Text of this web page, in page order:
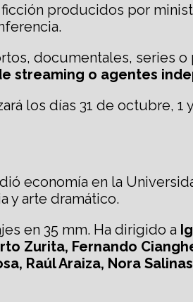
producidos por
documentales, series
streaming o agentes
los días 31 de octubre, 1
economía en la
y arte dramático.
en 35 mm. Ha dirigido a
Zurita, Fernando
Raúl Araiza, Nora